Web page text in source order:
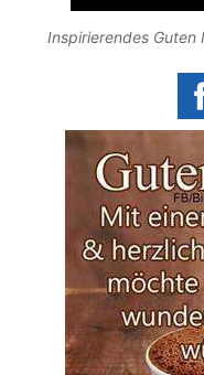
Inspirierendes Guten